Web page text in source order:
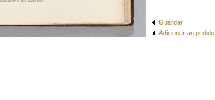
Guardar
Adicionar ao pedido